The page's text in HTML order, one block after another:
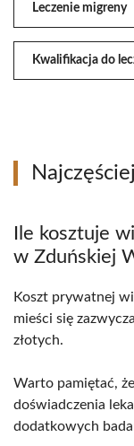
Leczenie migreny
Kwalifikacja do
Ile kosztuje
w Zduńskiej
Koszt prywatnej
mieści się
złotych.
Warto pamiętać,
doświadczenia
dodatkowych